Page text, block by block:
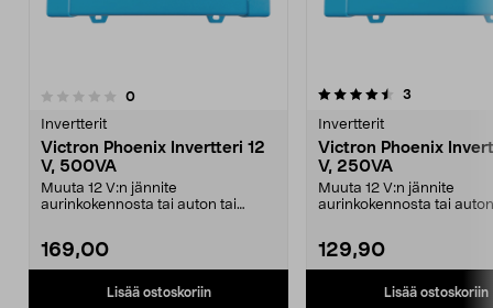
0arvostelut
Invertterit
Victron Phoenix Invertteri 12
V, 500VA
Muuta 12 V:n jännite
aurinkokennosta tai auton tai
169,00
Lisää ostoskoriin
4.5viidestä
3
Invertterit
Victron Phoenix
V, 250VA
Muuta 12 V:n jännite
aurinkokennosta tai
129,90
Lisää ostoskoriin
5.0viidestä